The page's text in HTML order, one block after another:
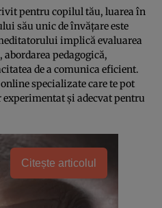
pentru copilul tău, luarea în
său unic de învățare este
implică evaluarea
pedagogică,
de a comunica eficient.
specializate care te pot
și adecvat pentru
Citește articolul